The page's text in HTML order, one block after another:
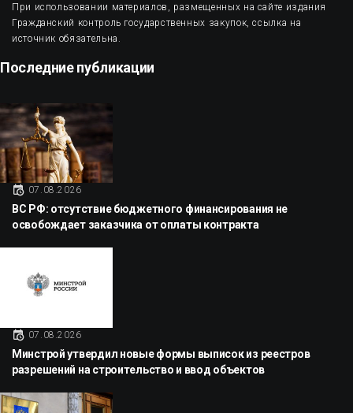
При использовании материалов, размещенных на сайте издания
Гражданский контроль государственных закупок, ссылка на
источник обязательна.
Последние публикации
07.08.2026
ВС РФ: отсутствие бюджетного финансирования не
освобождает заказчика от оплаты контракта
07.08.2026
Минстрой утвердил новые формы выписок из реестров
разрешений на строительство и ввод объектов